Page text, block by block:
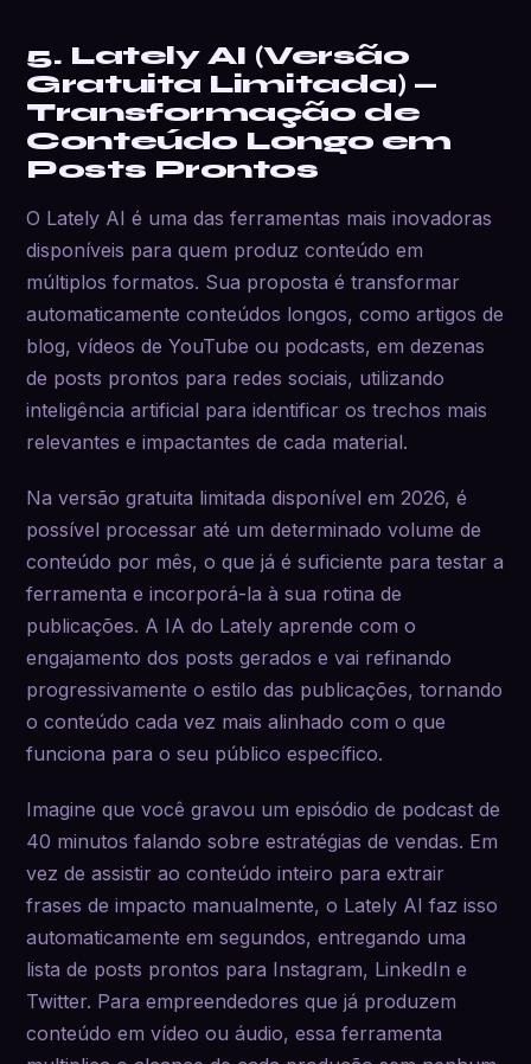
5. Lately AI (Versão
Gratuita Limitada) —
Transformação de
Conteúdo Longo em
Posts Prontos
O Lately AI é uma das ferramentas mais inovadoras
disponíveis para quem produz conteúdo em
múltiplos formatos. Sua proposta é transformar
automaticamente conteúdos longos, como artigos de
blog, vídeos de YouTube ou podcasts, em dezenas
de posts prontos para redes sociais, utilizando
inteligência artificial para identificar os trechos mais
relevantes e impactantes de cada material.
Na versão gratuita limitada disponível em 2026, é
possível processar até um determinado volume de
conteúdo por mês, o que já é suficiente para testar a
ferramenta e incorporá-la à sua rotina de
publicações. A IA do Lately aprende com o
engajamento dos posts gerados e vai refinando
progressivamente o estilo das publicações, tornando
o conteúdo cada vez mais alinhado com o que
funciona para o seu público específico.
Imagine que você gravou um episódio de podcast de
40 minutos falando sobre estratégias de vendas. Em
vez de assistir ao conteúdo inteiro para extrair
frases de impacto manualmente, o Lately AI faz isso
automaticamente em segundos, entregando uma
lista de posts prontos para Instagram, LinkedIn e
Twitter. Para empreendedores que já produzem
conteúdo em vídeo ou áudio, essa ferramenta